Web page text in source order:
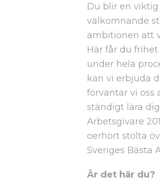
Du blir en viktig
välkomnande
ambitionen att
Här får du
under hela
kan vi erbjuda
förväntar vi oss
ständigt lära
Arbetsgivare
oerhört stolta
Sveriges Bästa
Är det här du?